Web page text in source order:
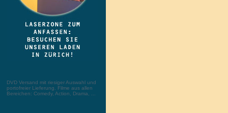
DVD Versand mit riesiger Auswahl und
portofreier Lieferung. Filme aus allen
Bereichen: Comedy, Action, Drama, ...